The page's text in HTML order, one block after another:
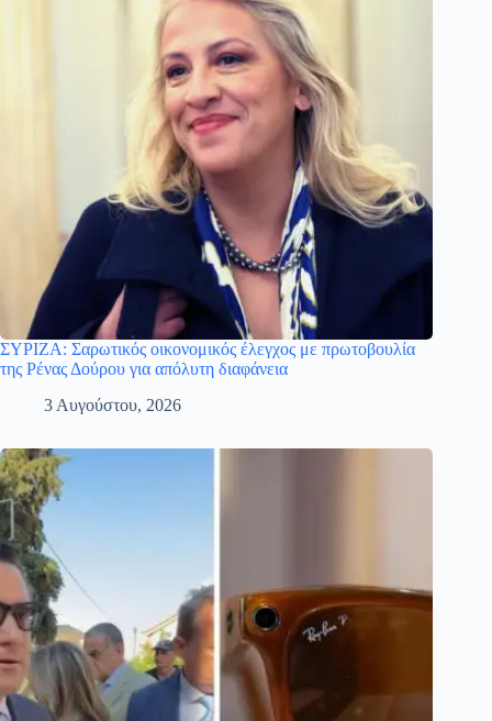
ΣΥΡΙΖΑ: Σαρωτικός οικονομικός έλεγχος με πρωτοβουλία
της Ρένας Δούρου για απόλυτη διαφάνεια
3 Αυγούστου, 2026